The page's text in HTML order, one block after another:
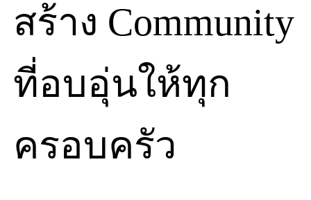
สร้าง Community
ที่อบอุ่นให้ทุก
ครอบครัว